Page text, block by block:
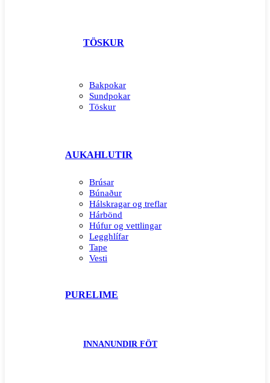
TÖSKUR
Bakpokar
Sundpokar
Töskur
AUKAHLUTIR
Brúsar
Búnaður
Hálskragar og treflar
Hárbönd
Húfur og vettlingar
Legghlífar
Tape
Vesti
PURELIME
INNANUNDIR FÖT